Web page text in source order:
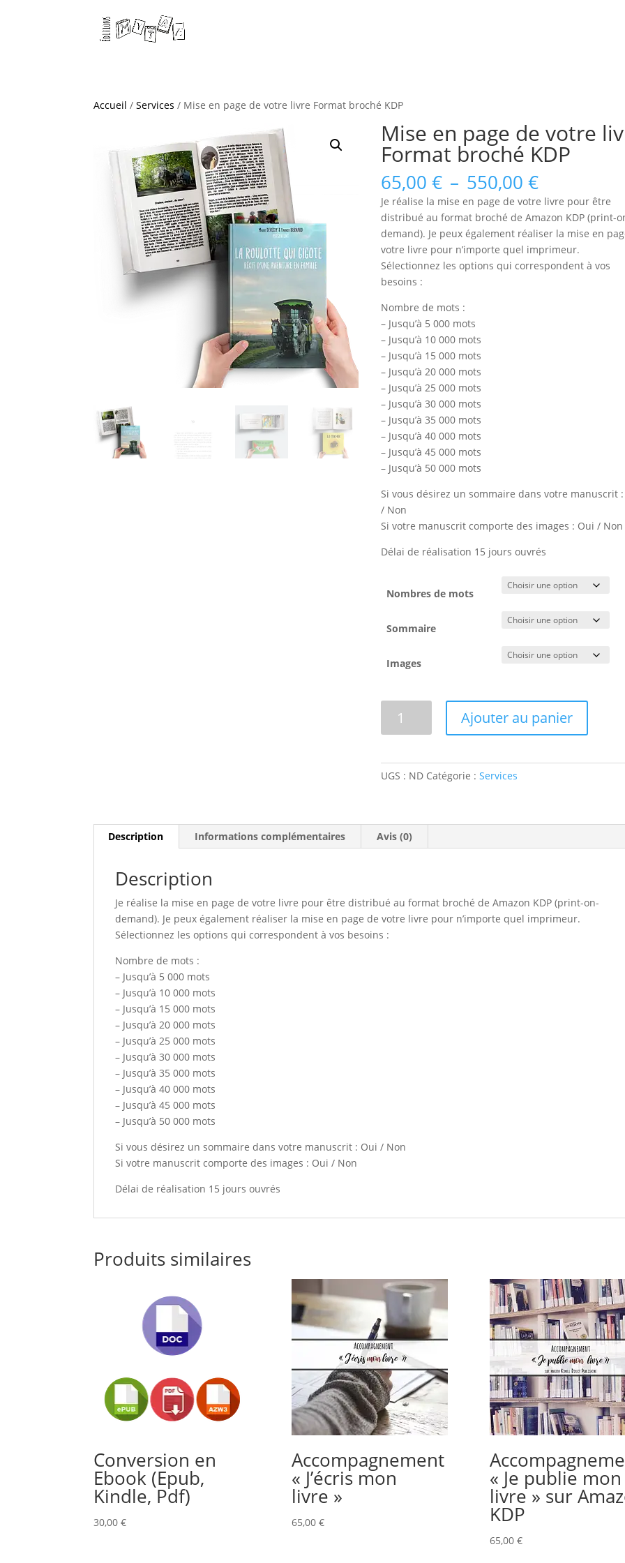
Accueil /Services / Mise en page de votre livre Format broché KDP
Mise en page de votre
Format broché KDP
65,00€ – 550,00€Plage
de
prix :
65,00 €
à
550,00 €
Je réalise la mise en page de votre livre pour être
distribué au format broché de Amazon KDP (print-
demand). Je peux également réaliser la mise en
votre livre pour n’importe quel imprimeur.
Sélectionnez les options qui correspondent à vos
besoins :
Nombre de mots :
– Jusqu’à 5 000 mots
– Jusqu’à 10 000 mots
– Jusqu’à 15 000 mots
– Jusqu’à 20 000 mots
– Jusqu’à 25 000 mots
– Jusqu’à 30 000 mots
– Jusqu’à 35 000 mots
– Jusqu’à 40 000 mots
– Jusqu’à 45 000 mots
– Jusqu’à 50 000 mots
Si vous désirez un sommaire dans votre manuscrit
/ Non
Si votre manuscrit comporte des images : Oui / Non
Délai de réalisation 15 jours ouvrés
Nombres de mots
Sommaire
Images
page
Format
broché
Ajouter au panier
UGS : ND Catégorie :Services
Description Informations complémentaires Avis (0)
Description
Je réalise la mise en page de votre livre pour être distribué au format broché de Amazon KDP (print-on-
demand). Je peux également réaliser la mise en page de votre livre pour n’importe quel imprimeur.
Sélectionnez les options qui correspondent à vos besoins :
Nombre de mots :
– Jusqu’à 5 000 mots
– Jusqu’à 10 000 mots
– Jusqu’à 15 000 mots
– Jusqu’à 20 000 mots
– Jusqu’à 25 000 mots
– Jusqu’à 30 000 mots
– Jusqu’à 35 000 mots
– Jusqu’à 40 000 mots
– Jusqu’à 45 000 mots
– Jusqu’à 50 000 mots
Si vous désirez un sommaire dans votre manuscrit : Oui / Non
Si votre manuscrit comporte des images : Oui / Non
Délai de réalisation 15 jours ouvrés
Produits similaires
Conversion en
Ebook (Epub,
Kindle, Pdf)
30,00€
Accompagnement
« J’écris mon
livre »
65,00 €
« Je publie mon
livre » sur
KDP
65,00 €